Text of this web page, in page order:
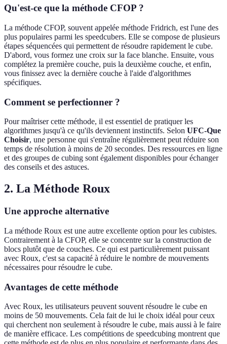
Qu'est-ce que la méthode CFOP ?
La méthode CFOP, souvent appelée méthode Fridrich, est l'une des
plus populaires parmi les speedcubers. Elle se compose de plusieurs
étapes séquencées qui permettent de résoudre rapidement le cube.
D'abord, vous formez une croix sur la face blanche. Ensuite, vous
complétez la première couche, puis la deuxième couche, et enfin,
vous finissez avec la dernière couche à l'aide d'algorithmes
spécifiques.
Comment se perfectionner ?
Pour maîtriser cette méthode, il est essentiel de pratiquer les
algorithmes jusqu'à ce qu'ils deviennent instinctifs. Selon UFC-Que
Choisir, une personne qui s'entraîne régulièrement peut réduire son
temps de résolution à moins de 20 secondes. Des ressources en ligne
et des groupes de cubing sont également disponibles pour échanger
des conseils et des astuces.
2. La Méthode Roux
Une approche alternative
La méthode Roux est une autre excellente option pour les cubistes.
Contrairement à la CFOP, elle se concentre sur la construction de
blocs plutôt que de couches. Ce qui est particulièrement puissant
avec Roux, c'est sa capacité à réduire le nombre de mouvements
nécessaires pour résoudre le cube.
Avantages de cette méthode
Avec Roux, les utilisateurs peuvent souvent résoudre le cube en
moins de 50 mouvements. Cela fait de lui le choix idéal pour ceux
qui cherchent non seulement à résoudre le cube, mais aussi à le faire
de manière efficace. Les compétitions de speedcubing montrent que